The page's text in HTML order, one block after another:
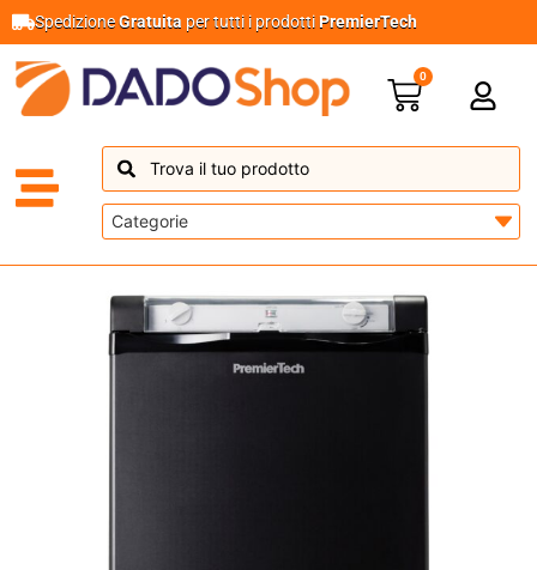
SpedizioneGratuita per tutti i prodottiPremierTech
0